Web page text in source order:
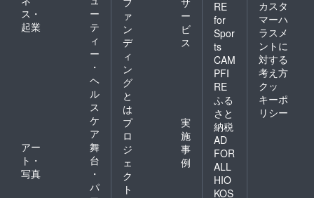
ス・
起業
ー
テ
ィ
ー
・
ヘ
ル
ス
ケ
ア
アー
ト・
写真
舞
台
・
パ
ァ
ン
デ
ィ
ン
グ
と
は
ー
ビ
ス
プ
ロ
ジ
ェ
ク
ト
実
施
事
例
RE
for
Spor
ts
CAM
PFI
RE
ふる
さと
納税
AD
FOR
ALL
HIO
KOS
カスタ
マーハ
ラスメ
ントに
対する
考え方
クッ
キーポ
リシー